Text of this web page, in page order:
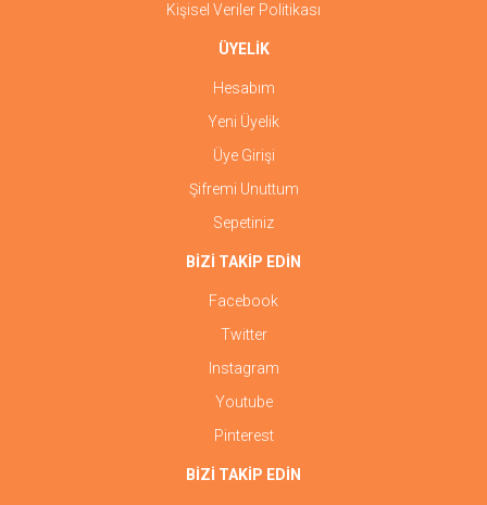
Kişisel Veriler Politikası
ÜYELİK
Hesabım
Yeni Üyelik
Üye Girişi
Şifremi Unuttum
Sepetiniz
BİZİ TAKİP EDİN
Facebook
Twitter
Instagram
Youtube
Pinterest
BİZİ TAKİP EDİN